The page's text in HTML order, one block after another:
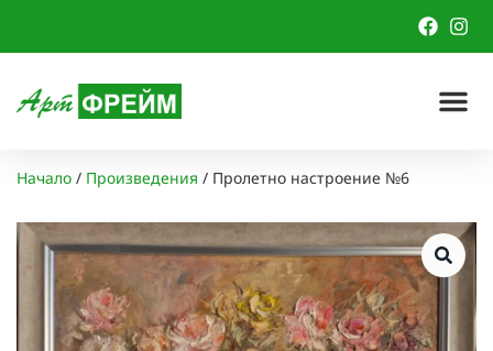
Начало / Произведения / Пролетно настроение №6